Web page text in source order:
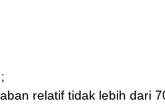
relatif tidak lebih dari